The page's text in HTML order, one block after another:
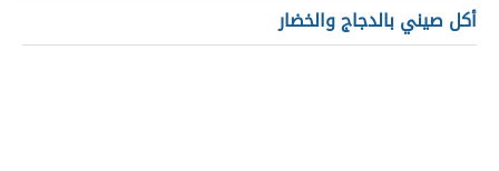
أكل صيني بالدجاج والخضار